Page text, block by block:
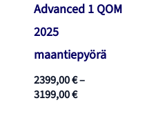
Advanced 1 QOM
2025
maantiepyörä
2399,00€–
3199,00€Hintaluokka: